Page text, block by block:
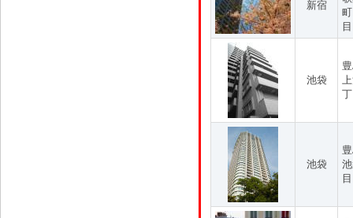
新宿
目
池袋
池袋
目